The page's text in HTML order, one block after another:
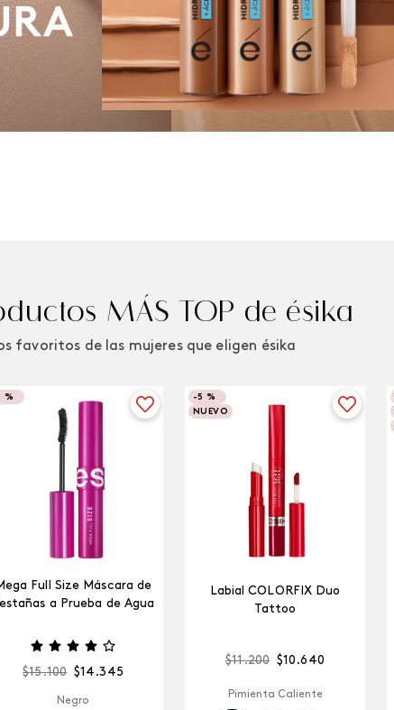
MÁS TOP de ésika
favoritos de las mujeres que eligen ésika
%
Full Size Máscara de
a Prueba de Agua
$15.100 $14 .345
Negro
-5 %
NUEVO
Labial COLORFIX Duo
Tattoo
$11.200 $10 .640
Pimienta Caliente